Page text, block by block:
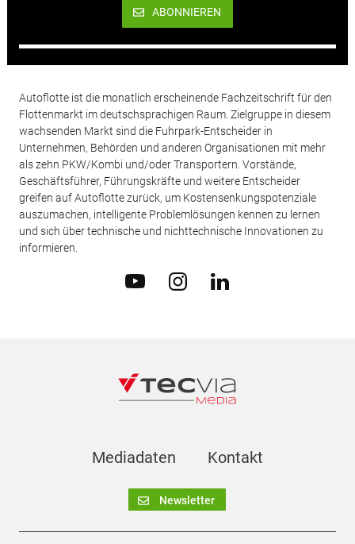
ABONNIEREN
Autoflotte ist die monatlich erscheinende Fachzeitschrift für den
Flottenmarkt im deutschsprachigen Raum. Zielgruppe in diesem
wachsenden Markt sind die Fuhrpark-Entscheider in
Unternehmen, Behörden und anderen Organisationen mit mehr
als zehn PKW/Kombi und/oder Transportern. Vorstände,
Geschäftsführer, Führungskräfte und weitere Entscheider
greifen auf Autoflotte zurück, um Kostensenkungspotenziale
auszumachen, intelligente Problemlösungen kennen zu lernen
und sich über technische und nichttechnische Innovationen zu
informieren.
Mediadaten Kontakt
Newsletter